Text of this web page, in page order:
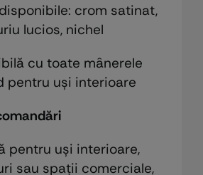
crom satinat,
lucios, nichel
cu toate mânerele
pentru uși interioare
pentru uși interioare,
sau spații comerciale,